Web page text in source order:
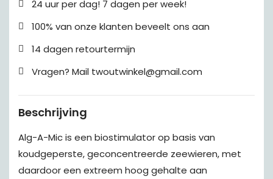
24 uur per dag! 7 dagen per week!
100% van onze klanten beveelt ons aan
14 dagen retourtermijn
Vragen? Mail twoutwinkel@gmail.com
Beschrijving
Alg-A-Mic is een biostimulator op basis van
koudgeperste, geconcentreerde zeewieren, met
daardoor een extreem hoog gehalte aan